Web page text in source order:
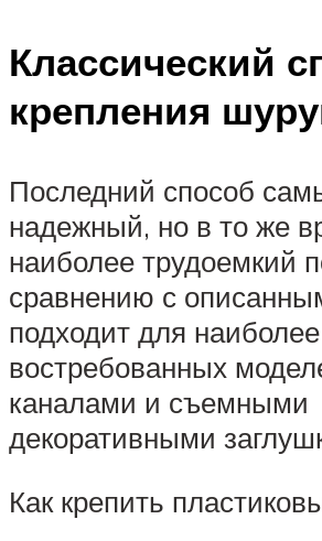
Классический
крепления
Последний способ
надежный, но в то же
наиболее трудоемкий
сравнению с
подходит для наиболее
востребованных
каналами и съемными
декоративными
Как крепить